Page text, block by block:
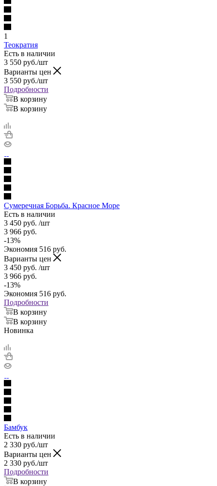
1
Теократия
Есть в наличии
3 550 руб./шт
Варианты цен
3 550 руб./шт
Подробности
В корзину
В корзину
Сумеречная Борьба. Красное Море
Есть в наличии
3 450 руб. /шт
3 966 руб.
-13%
Экономия 516 руб.
Варианты цен
3 450 руб. /шт
3 966 руб.
-13%
Экономия 516 руб.
Подробности
В корзину
В корзину
Новинка
Бамбук
Есть в наличии
2 330 руб./шт
Варианты цен
2 330 руб./шт
Подробности
В корзину